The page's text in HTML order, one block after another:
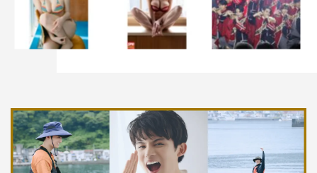
自分の手で幸せを掴むため、4人が始めたのは「婚活」。
政府の秘密組織、ピーナッツバターサンドウィッチーズも
行動を開始する。
20代OL女子4人が送るリアルすぎる婚活物語。
ドラマ公式Twitter：＠pbs_drama
ドラマ公式Instagram：pbs_drama